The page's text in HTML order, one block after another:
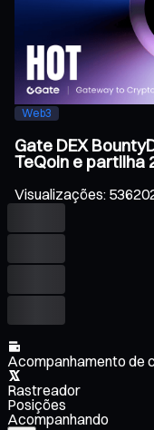
Web3
Gate DEX
TeQoin e partilha
Visualizações: 536
Acompanhamento de
Rastreador
Posições
Acompanhando